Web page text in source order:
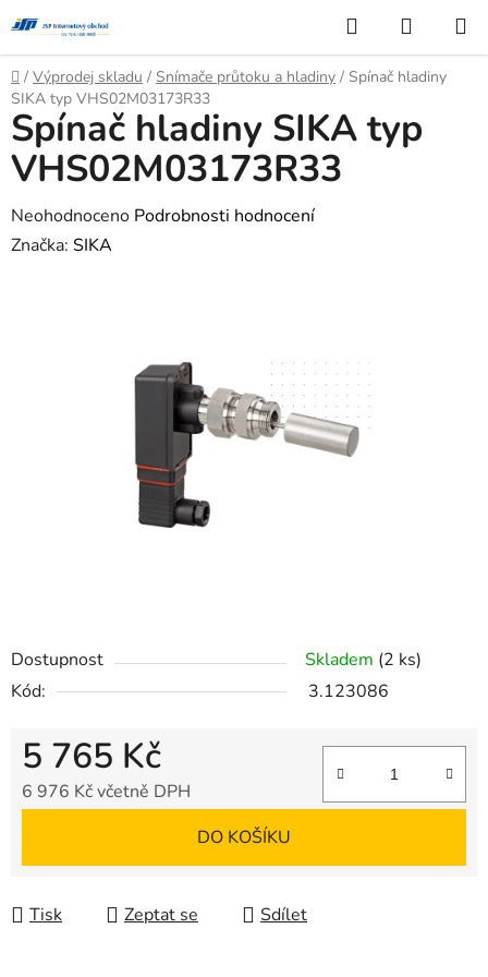
na
obsah
Hledat
KOŠÍK
Domů
/ Výprodej skladu / Snímače průtoku a hladiny / Spínač hladiny
SIKA typ VHS02M03173R33
Dostupnost Skladem (2 ks)
Kód:
3.123086
5 765 Kč
6 976 Kč včetně DPH
DO KOŠÍKU
Tisk Zeptat se Sdílet
Spínač hladiny SIKA typ
VHS02M03173R33
Průměrné
hodnocení
Neohodnoceno Podrobnosti hodnocení
Značka: SIKA